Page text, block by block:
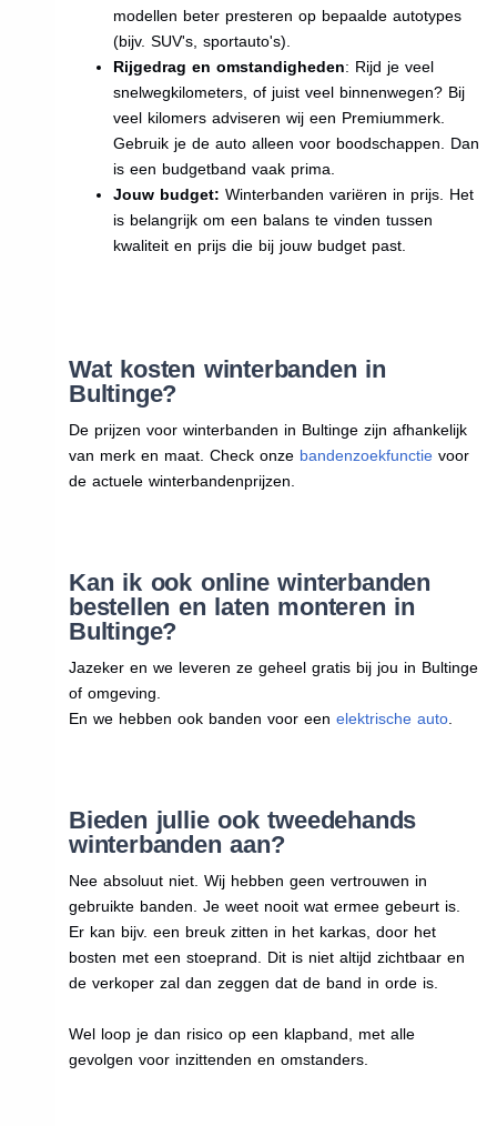
modellen beter presteren op bepaalde autotypes
(bijv. SUV's, sportauto's).
Rijgedrag en omstandigheden: Rijd je veel
snelwegkilometers, of juist veel binnenwegen? Bij
veel kilomers adviseren wij een Premiummerk.
Gebruik je de auto alleen voor boodschappen. Dan
is een budgetband vaak prima.
Jouw budget: Winterbanden variëren in prijs. Het
is belangrijk om een balans te vinden tussen
kwaliteit en prijs die bij jouw budget past.
Wat kosten winterbanden in
Bultinge?
De prijzen voor winterbanden in Bultinge zijn afhankelijk
van merk en maat. Check onze bandenzoekfunctievoor
de actuele winterbandenprijzen.
Kan ik ook online winterbanden
bestellen en laten monteren in
Bultinge?
Jazeker en we leveren ze geheel gratis bij jou in Bultinge
of omgeving.
En we hebben ook banden voor een elektrische auto.
Bieden jullie ook tweedehands
winterbanden aan?
Nee absoluut niet. Wij hebben geen vertrouwen in
gebruikte banden. Je weet nooit wat ermee gebeurt is.
Er kan bijv. een breuk zitten in het karkas, door het
bosten met een stoeprand. Dit is niet altijd zichtbaar en
de verkoper zal dan zeggen dat de band in orde is.
Wel loop je dan risico op een klapband, met alle
gevolgen voor inzittenden en omstanders.